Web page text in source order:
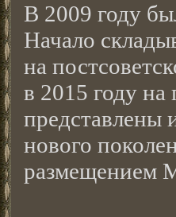
В 2009 году
Начало
на
в 2015 году
представлены
нового
размещением